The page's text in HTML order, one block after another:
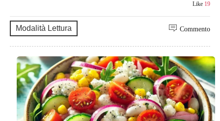
Like 19
Modalità Lettura Commento